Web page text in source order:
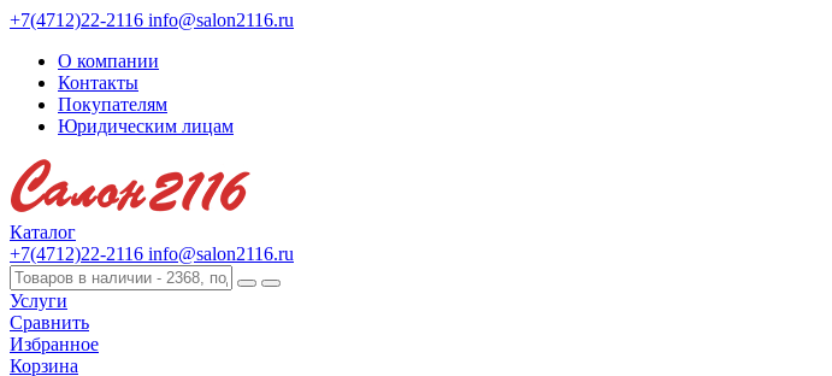
+7(4712)22-2116 info@salon2116.ru
О компании
Контакты
Покупателям
Юридическим лицам
Каталог
+7(4712)22-2116 info@salon2116.ru
Услуги
Сравнить
Избранное
Корзина